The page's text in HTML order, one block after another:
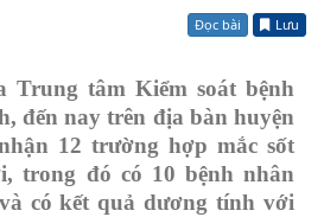
Đọc bài Lưu
Trung tâm Kiểm soát bệnh
đến nay trên địa bàn huyện
12 trường hợp mắc sốt
trong đó có 10 bệnh nhân
có kết quả dương tính với